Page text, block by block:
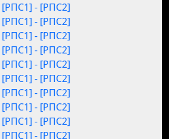
[РПС1] - [РПС2]
[РПС1] - [РПС2]
[РПС1] - [РПС2]
[РПС1] - [РПС2]
[РПС1] - [РПС2]
[РПС1] - [РПС2]
[РПС1] - [РПС2]
[РПС1] - [РПС2]
[РПС1] - [РПС2]
[РПС1] - [РПС2]